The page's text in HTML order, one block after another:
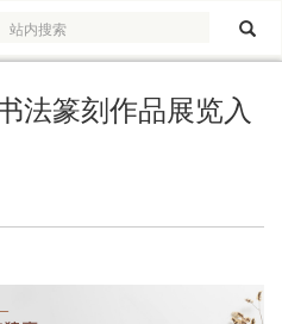
法篆刻作品展览入